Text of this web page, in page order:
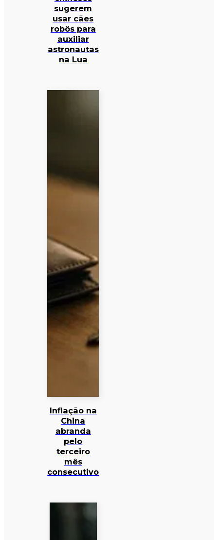
sugerem
usar cães
robôs para
auxiliar
astronautas
na Lua
Inflação na
China
abranda
pelo
terceiro
mês
consecutivo